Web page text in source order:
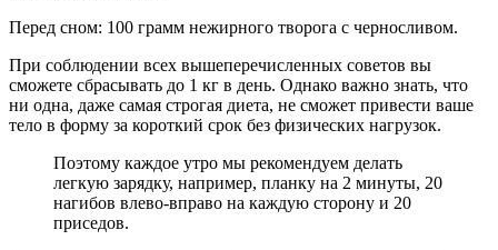
Перед сном: 100 грамм нежирного творога с черносливом.
При соблюдении всех вышеперечисленных советов вы
сможете сбрасывать до 1 кг в день. Однако важно знать, что
ни одна, даже самая строгая диета, не сможет привести ваше
тело в форму за короткий срок без физических нагрузок.
Поэтому каждое утро мы рекомендуем делать
легкую зарядку, например, планку на 2 минуты, 20
нагибов влево-вправо на каждую сторону и 20
приседов.